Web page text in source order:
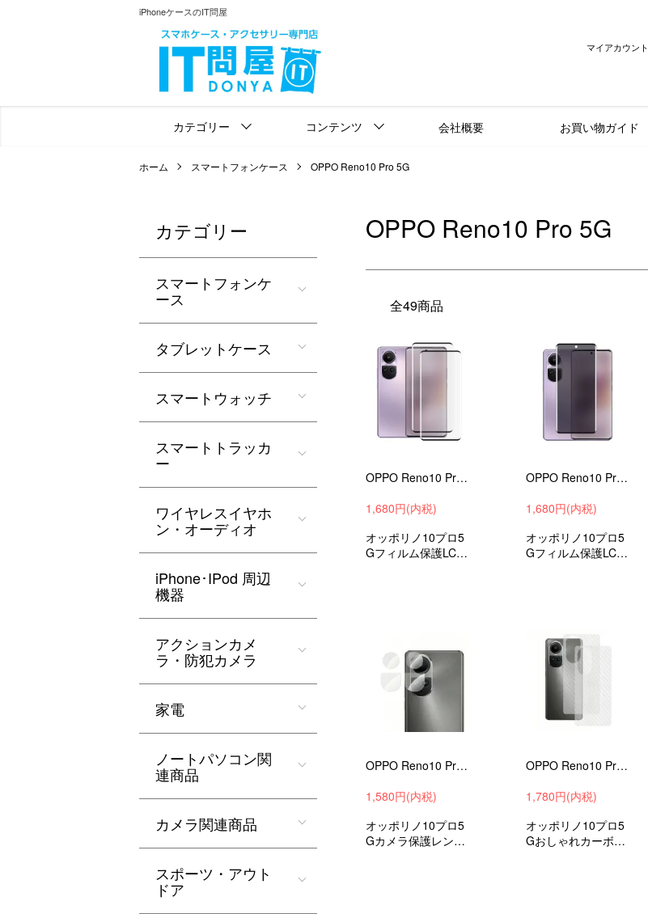
iPhoneケースのIT問屋
マイアカウント
カテゴリー コンテンツ 会社概要 お買い物ガイド
ホーム スマートフォンケース OPPO Reno10 Pro 5G
OPPO Reno10 Pro 5G
全49商品
OPPO Reno10 Pro 5G ガラスフィルム 2枚入り 強化ガラス 液晶保護 9h 液晶保護シート オッポ リノ10 プロ 5G 液晶保護
1,680円(内税)
オッポリノ10プロ5
Gフィルム保護LCD
OPPO Reno10 Pro 5G ガラスフィルム 強化ガラス HD/覗き見防止 硬度9H オッポ リノ10 プロ 5G おすすめ 液晶保護ガラス フィルム
1,680円(内税)
オッポリノ10プロ5
Gフィルム保護LCD
OPPO Reno10 Pro 5G カメラカバー ガラスフィルム 2セット4枚入り オッポ リノ10 プロ 5G カメラ保護 レンズカバー 強化ガラス
1,580円(内税)
オッポリノ10プロ5
Gカメラ保護レンズ
OPPO Reno10 Pro 5G フィルム カーボン調 半透明 背面保護 バックフィルム かっこいい オッポ リノ10 プロ 5G 2枚入
1,780円(内税)
オッポリノ10プロ5
Gおしゃれカーボン
カテゴリー
スマートフォンケ
ース
タブレットケース
スマートウォッチ
スマートトラッカ
ー
ワイヤレスイヤホ
ン・オーディオ
iPhone･IPod 周辺
機器
アクションカメ
ラ・防犯カメラ
家電
ノートパソコン関
連商品
カメラ関連商品
スポーツ・アウト
ドア